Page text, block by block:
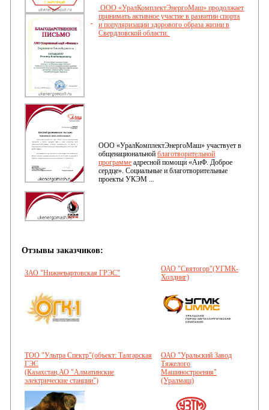
ООО «УралКомплектЭнергоМаш» продолжает
принимать активное участие в развитии спорта
и популяризации здорового образа жизни в
Свердловской области.
ООО «УралКомплектЭнергоМаш» участвует в
общенациональной благотворительной
программе адресной помощи «АиФ. Доброе
сердце». Социальные и благотворительные
проекты УКЭМ ...
Отзывы заказчиков:
ЗАО "Нижневартовская ГРЭС"
ОАО "Святогор"(УГМК-
Холдинг)
ТОО "Ультра Спектр"(объект: Талгарская
ГЭС
(Казахстан,АО "Алматинские
электрические станции")
ОАО "Уральский Завод
Тяжелого
Машиностроения"
(Уралмаш)